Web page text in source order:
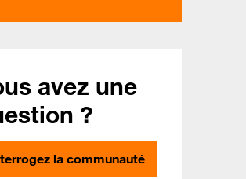
avez une
?
la communauté